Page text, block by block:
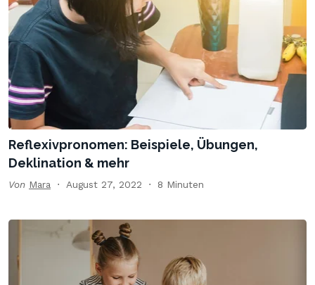
Reflexivpronomen: Beispiele, Übungen,
Deklination & mehr
Von Mara August 27, 2022 8 Minuten